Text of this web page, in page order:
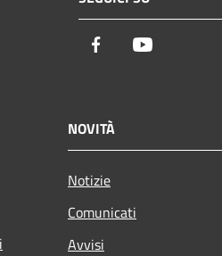
Facebook
NOVITÀ
Notizie
Comunicati
Avvisi